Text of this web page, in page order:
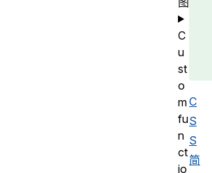
C
S
S
简
C
u
st
o
m
fu
n
ct
io